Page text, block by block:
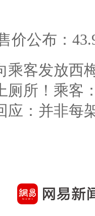
价公布：
乘客发放西
厕所！乘客
应：并非每